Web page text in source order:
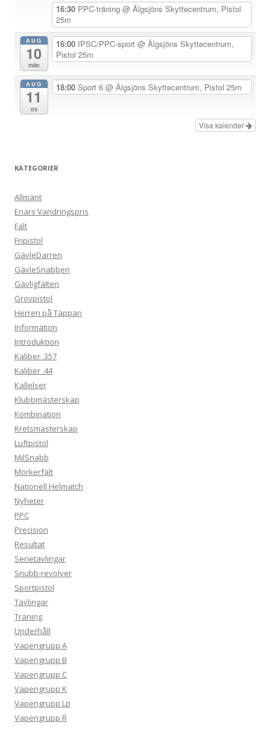
n
16:30 PPC-träning @ Älgsjöns Skyttecentrum, Pistol
25m
AUG
10
mån
16:00 IPSC/PPC-sport @ Älgsjöns Skyttecentrum,
Pistol 25m
AUG
11
tis
18:00 Sport 6 @ Älgsjöns Skyttecentrum, Pistol 25m
Visa kalender
KATEGORIER
Allmänt
Enars Vandringspris
Fält
Fripistol
GävleDarren
GävleSnabben
Gävligfälten
Grovpistol
Herren på Täppan
Information
Introduktion
Kaliber .357
Kaliber .44
Kallelser
Klubbmästerskap
Kombination
Kretsmästerskap
Luftpistol
MilSnabb
Mörkerfält
Nationell Helmatch
Nyheter
PPC
Precision
Resultat
Serietävlingar
Snubb-revolver
Sportpistol
Tävlingar
Träning
Underhåll
Vapengrupp A
Vapengrupp B
Vapengrupp C
Vapengrupp K
Vapengrupp Lp
Vapengrupp R